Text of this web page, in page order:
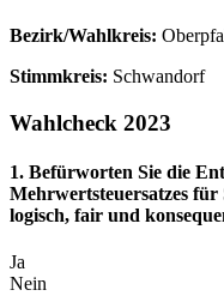
Bezirk/Wahlkreis:
Stimmkreis: Schwandorf
Wahlcheck 2023
1. Befürworten Sie die
Mehrwertsteuersatzes für
logisch, fair und
Ja
Nein